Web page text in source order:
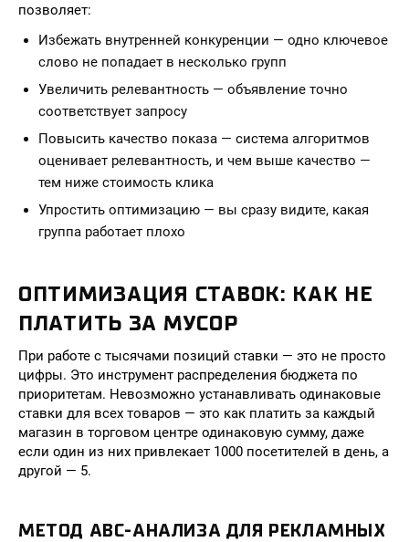
позволяет:
Избежать внутренней конкуренции — одно ключевое
слово не попадает в несколько групп
Увеличить релевантность — объявление точно
соответствует запросу
Повысить качество показа — система алгоритмов
оценивает релевантность, и чем выше качество —
тем ниже стоимость клика
Упростить оптимизацию — вы сразу видите, какая
группа работает плохо
ОПТИМИЗАЦИЯ СТАВОК: КАК НЕ
ПЛАТИТЬ ЗА МУСОР
При работе с тысячами позиций ставки — это не просто
цифры. Это инструмент распределения бюджета по
приоритетам. Невозможно устанавливать одинаковые
ставки для всех товаров — это как платить за каждый
магазин в торговом центре одинаковую сумму, даже
если один из них привлекает 1000 посетителей в день, а
другой — 5.
МЕТОД ABC-АНАЛИЗА ДЛЯ РЕКЛАМНЫХ